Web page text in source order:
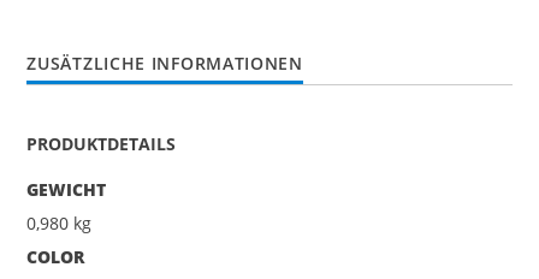
ZUSÄTZLICHE INFORMATIONEN
PRODUKTDETAILS
GEWICHT
0,980 kg
COLOR